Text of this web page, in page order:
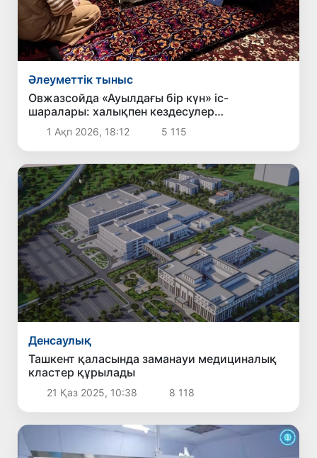
Әлеуметтік тыныс
Овжазсойда «Ауылдағы бір күн» іс-
шаралары: халықпен кездесулер
ұйымдастырылып, оларға әлеуметтік көмек
көрсетілді
1 Ақп 2026, 18:12 5 115
Денсаулық
Ташкент қаласында заманауи медициналық
кластер құрылады
21 Қаз 2025, 10:38 8 118